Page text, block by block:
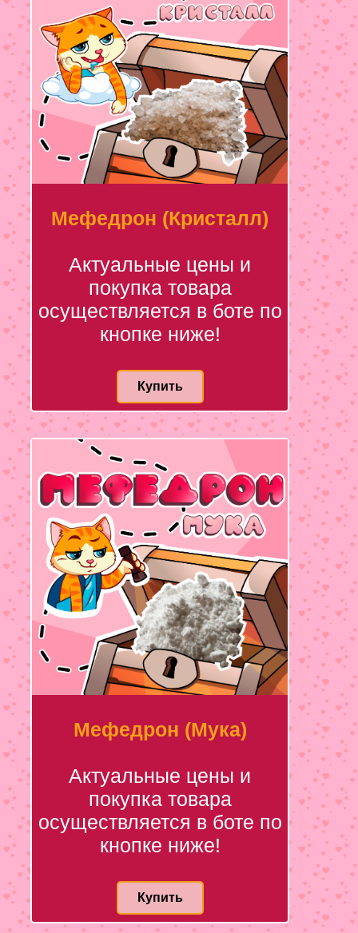
Мефедрон (Кристалл)
Актуальные цены и
покупка товара
осуществляется в боте по
кнопке ниже!
Купить
Мефедрон (Мука)
Актуальные цены и
покупка товара
осуществляется в боте по
кнопке ниже!
Купить